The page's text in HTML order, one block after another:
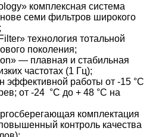
комплексная система
семи фильтров широкого
технология тотальной
поколения;
— плавная и стабильная
частотах (1 Гц);
эффективной работы от -15 °С
от -24 °С до + 48 °С на
комплектация
контроль качества